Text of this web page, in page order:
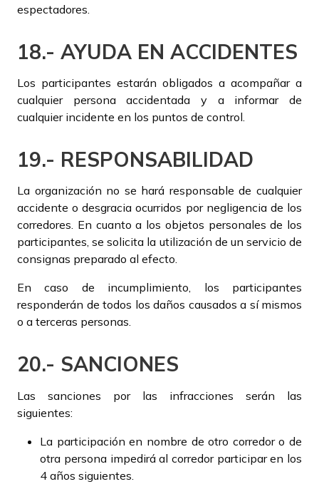
espectadores.
18.- AYUDA EN ACCIDENTES
Los participantes estarán obligados a acompañar a
cualquier persona accidentada y a informar de
cualquier incidente en los puntos de control.
19.- RESPONSABILIDAD
La organización no se hará responsable de cualquier
accidente o desgracia ocurridos por negligencia de los
corredores. En cuanto a los objetos personales de los
participantes, se solicita la utilización de un servicio de
consignas preparado al efecto.
En caso de incumplimiento, los participantes
responderán de todos los daños causados a sí mismos
o a terceras personas.
20.- SANCIONES
Las sanciones por las infracciones serán las
siguientes:
La participación en nombre de otro corredor o de
otra persona impedirá al corredor participar en los
4 años siguientes.